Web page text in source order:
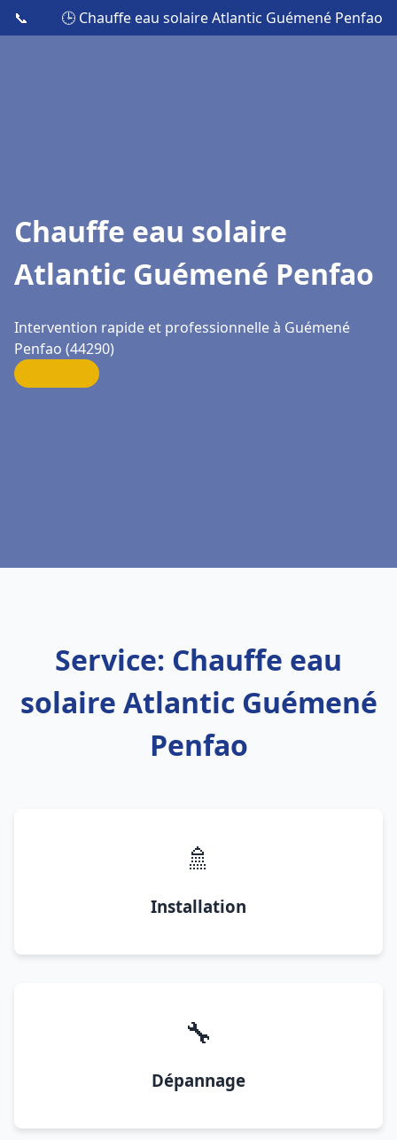
📞 🕒 Chauffe eau solaire Atlantic Guémené Penfao
Chauffe eau solaire
Atlantic Guémené Penfao
Intervention rapide et professionnelle à Guémené
Penfao (44290)
Service: Chauffe eau
solaire Atlantic Guémené
Penfao
🚿
Installation
🔧
Dépannage